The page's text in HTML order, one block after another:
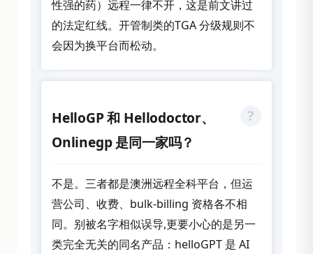
性强的药）远程一律不开，这是前文讲过
的法定红线。开管制类的TGA 分级规则不
会因为换平台而松动。
HelloGP 和 Hellodoctor、
Onlinegp 是同一家吗？
不是。三者都是澳洲远程全科平台，但运
营公司、收费、bulk-billing 资格各不相
同。别被名字相似误导,更要小心的是另一
类完全无关的同名产品：helloGPT 是 AI